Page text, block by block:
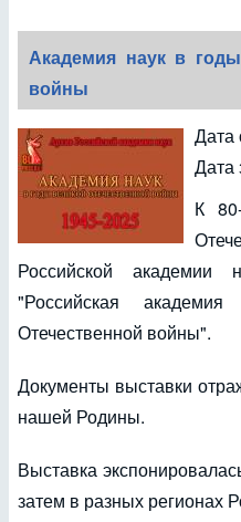
Академия наук в
войны
Дата
Дата
К
Российской академии
"Российская
Отечественной войны".
Документы выставки
нашей Родины.
Выставка
затем в разных регионах